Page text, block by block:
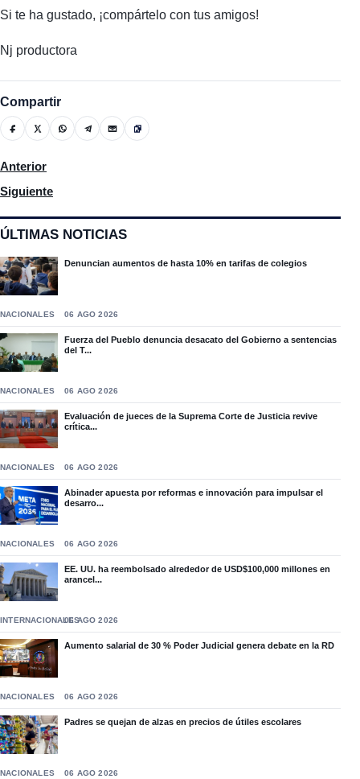
ÚLTIMAS NOTICIAS
Denuncian aumentos de hasta 10% en tarifas de colegios
NACIONALES 06 AGO 2026
Fuerza del Pueblo denuncia desacato del Gobierno a sentencias
del T...
NACIONALES 06 AGO 2026
Evaluación de jueces de la Suprema Corte de Justicia revive
crítica...
NACIONALES 06 AGO 2026
Abinader apuesta por reformas e innovación para impulsar el
desarro...
NACIONALES 06 AGO 2026
EE. UU. ha reembolsado alrededor de USD$100,000 millones en
arancel...
INTERNACIONALES06 AGO 2026
Aumento salarial de 30 % Poder Judicial genera debate en la RD
NACIONALES 06 AGO 2026
Padres se quejan de alzas en precios de útiles escolares
NACIONALES 06 AGO 2026
Si te ha gustado, ¡compártelo con tus amigos!
Nj productora
Compartir
Artículo anterior: El magisterio mocano celebra el Día Nacional
Anterior
Artículo siguiente: Guanchi Comprés entrega al ministerio
Siguiente